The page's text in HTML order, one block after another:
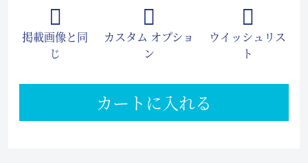
掲載画像と同
じ
カスタム オプショ
ン
ウイッシュリス
ト
カートに入れる